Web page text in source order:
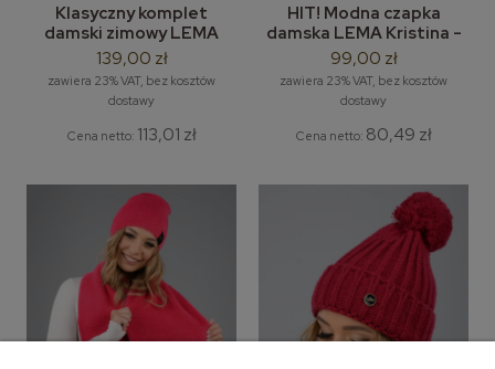
Klasyczny komplet
damski zimowy LEMA
Amaya - moherowa
czapka damska bez
pompona + długi szal
139,00 zł
zawiera 23% VAT, bez kosztów
dostawy
Cena netto: 113,01 zł
HIT! Modna czapka
damska LEMA Kristina -
zimowa czapka bez
pompona
99,00 zł
zawiera 23% VAT, bez kosztów
dostawy
Cena netto: 80,49 zł